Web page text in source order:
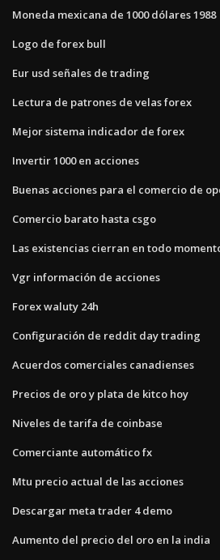
Moneda mexicana de 1000 dólares 1988
Logo de forex bull
Eur usd señales de trading
Lectura de patrones de velas forex
Mejor sistema indicador de forex
Invertir 1000 en acciones
Buenas acciones para el comercio de
Comercio barato hasta csgo
Las existencias cierran en todo
Vgr información de acciones
Forex waluty 24h
Configuración de reddit day trading
Acuerdos comerciales canadienses
Precios de oro y plata de kitco hoy
Niveles de tarifa de coinbase
Comerciante automático fx
Mtu precio actual de las acciones
Descargar meta trader 4 demo
Aumento del precio del oro en la india